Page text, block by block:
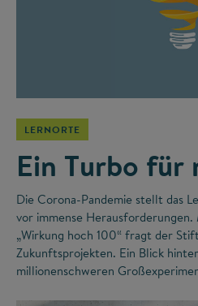
LERNORTE
Ein Turbo für
Die Corona-Pandemie stellt das
vor immense
„Wirkung hoch 100“ fragt der
Zukunftsprojekten. Ein Blick
millionenschweren